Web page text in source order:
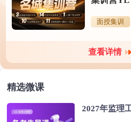
面授集训
查看详情
精选微课
2027年监理